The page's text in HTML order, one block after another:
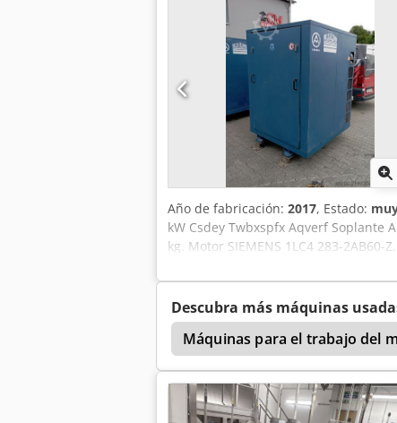
Año de fabricación: 2017, Estado:
kW Csdey Twbxspfx Aqverf Soplante
kg. Motor SIEMENS 1LC4 283-2AB60-
Descubra más máquinas
Máquinas para el trabajo del